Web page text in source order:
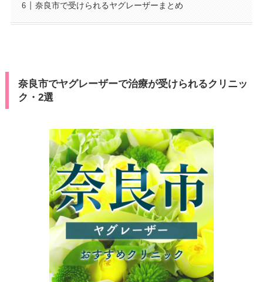
奈良市で受けられるヤグレーザーまとめ
奈良市でヤグレーザーで治療が受けられるクリニッ
ク・2選